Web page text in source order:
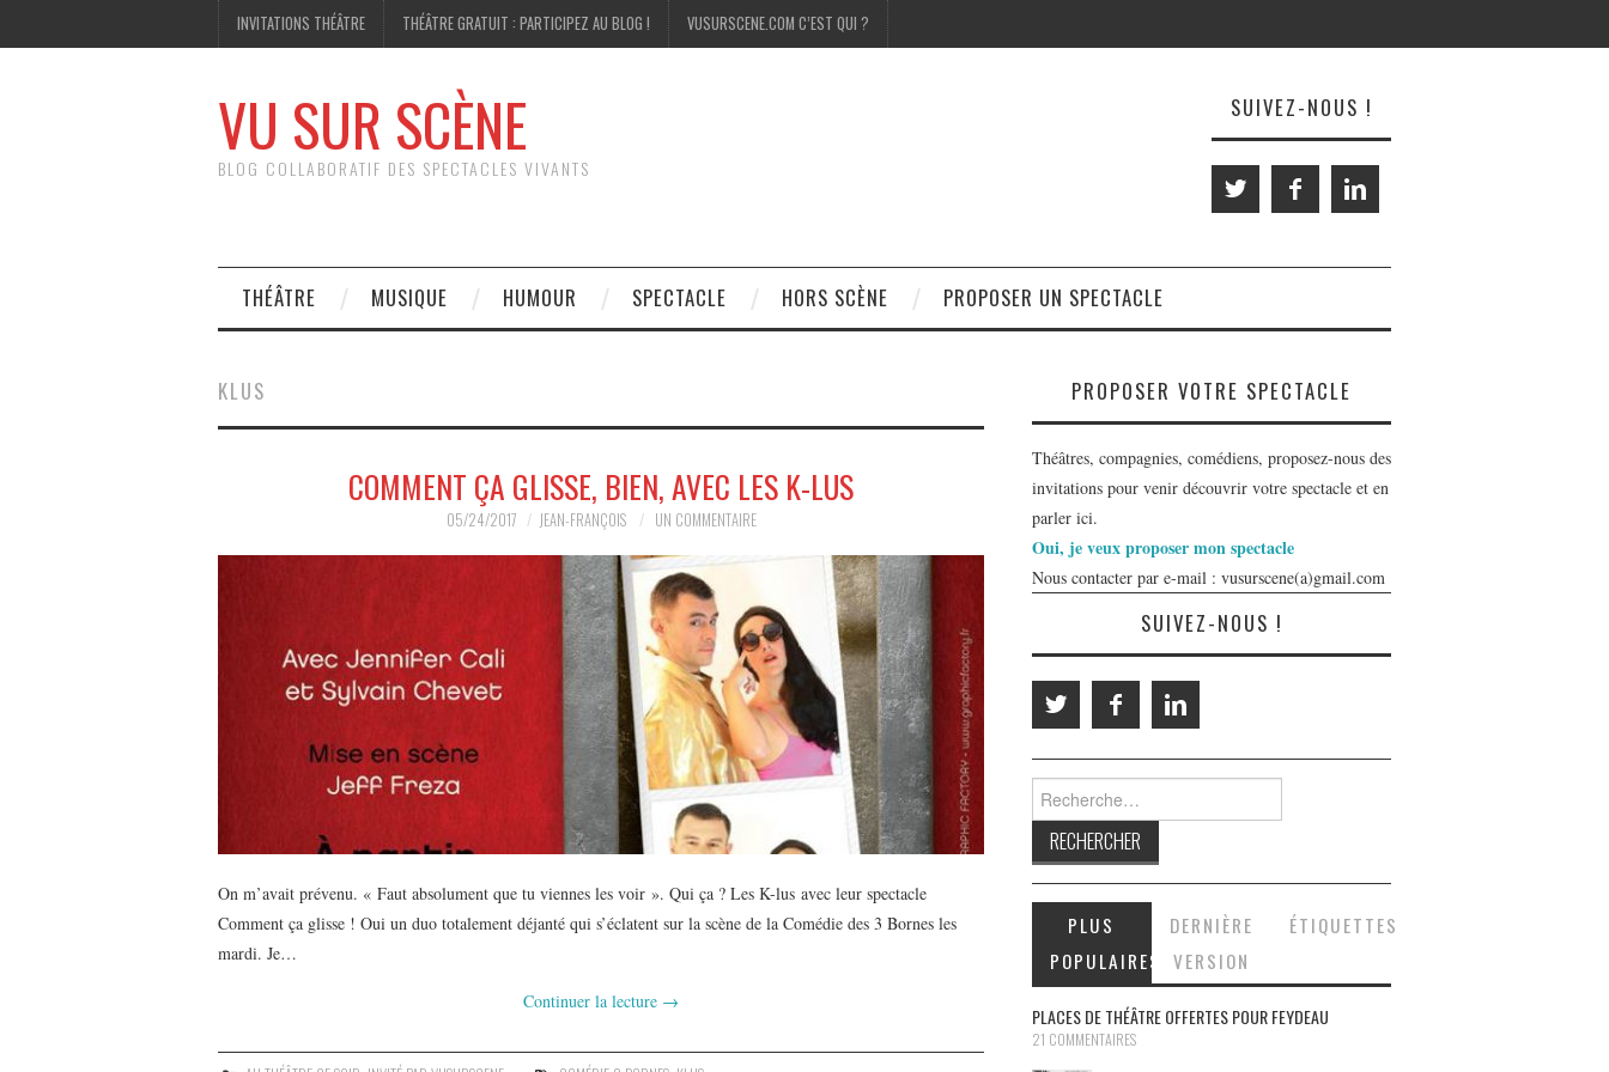
INVITATIONS THÉÂTRE THÉÂTRE GRATUIT : PARTICIPEZ AU BLOG ! VUSURSCENE.COM C’EST QUI ?
VU SUR SCÈNE
BLOG COLLABORATIF DES SPECTACLES VIVANTS
SUIVEZ-NOUS !
THÉÂTRE MUSIQUE HUMOUR SPECTACLE HORS SCÈNE PROPOSER UN SPECTACLE
KLUS
COMMENT ÇA GLISSE, BIEN, AVEC LES K-LUS
05/24/2017 JEAN-FRANÇOIS UN COMMENTAIRE
On m’avait prévenu. « Faut absolument que tu viennes les voir ». Qui ça ? Les K-lus avec leur spectacle
Comment ça glisse ! Oui un duo totalement déjanté qui s’éclatent sur la scène de la Comédie des 3 Bornes les
mardi. Je…
Continuer la lecture →
PROPOSER VOTRE SPECTACLE
Théâtres, compagnies, comédiens, proposez-nous des
invitations pour venir découvrir votre spectacle et en
parler ici.
Oui, je veux proposer mon spectacle
Nous contacter par e-mail : vusurscene(a)gmail.com
SUIVEZ-NOUS !
Rechercher :
PLUS
POPULAIRES
DERNIÈRE
VERSION
ÉTIQUETTES
PLACES DE THÉÂTRE OFFERTES POUR FEYDEAU
21 COMMENTAIRES